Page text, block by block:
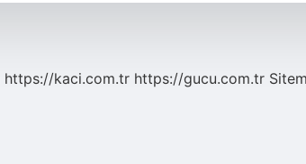
https://kaci.com.tr https://gucu.com.tr